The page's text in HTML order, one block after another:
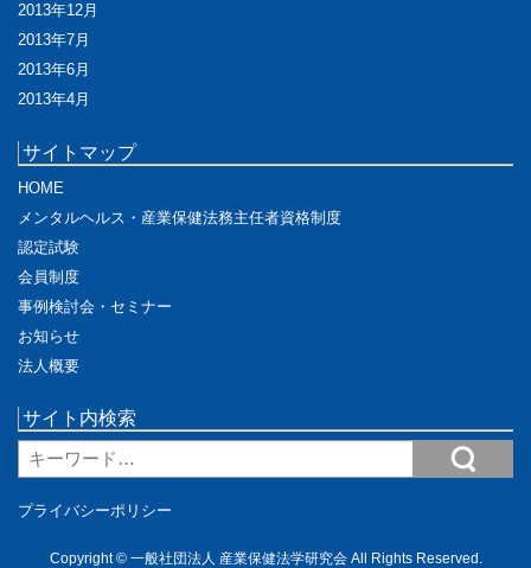
2013年12月
2013年7月
2013年6月
2013年4月
サイトマップ
HOME
メンタルヘルス・産業保健法務主任者資格制度
認定試験
会員制度
事例検討会・セミナー
お知らせ
法人概要
サイト内検索
Search
プライバシーポリシー
Copyright © 一般社団法人 産業保健法学研究会 All Rights Reserved.